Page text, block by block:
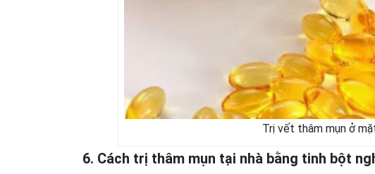
Trị vết thâm mụn ở
6. Cách trị thâm mụn tại nhà bằng tinh bột